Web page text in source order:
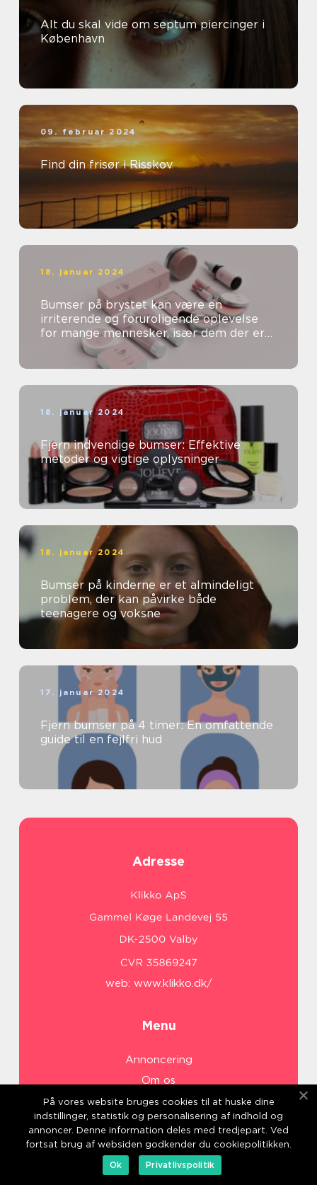
Alt du skal vide om septum piercinger i
København
09. februar 2024
Find din frisør i Risskov
18. januar 2024
Bumser på brystet kan være en
irriterende og foruroligende oplevelse
for mange mennesker, især dem der er
særligt opmærksomme på deres
skønhed og kosm...
18. januar 2024
Fjern indvendige bumser: Effektive
metoder og vigtige oplysninger
18. januar 2024
Bumser på kinderne er et almindeligt
problem, der kan påvirke både
teenagere og voksne
17. januar 2024
Fjern bumser på 4 timer: En omfattende
guide til en fejlfri hud
Adresse
web: www.klikko.dk/
Menu
Annoncering
Om os
Cookies
Kontakt os
Sitemap
På vores website bruges cookies til at huske dine
indstillinger, statistik og personalisering af indhold og
annoncer. Denne information deles med tredjepart. Ved
fortsat brug af websiden godkender du cookiepolitikken.
Ok
Privatlivspolitik